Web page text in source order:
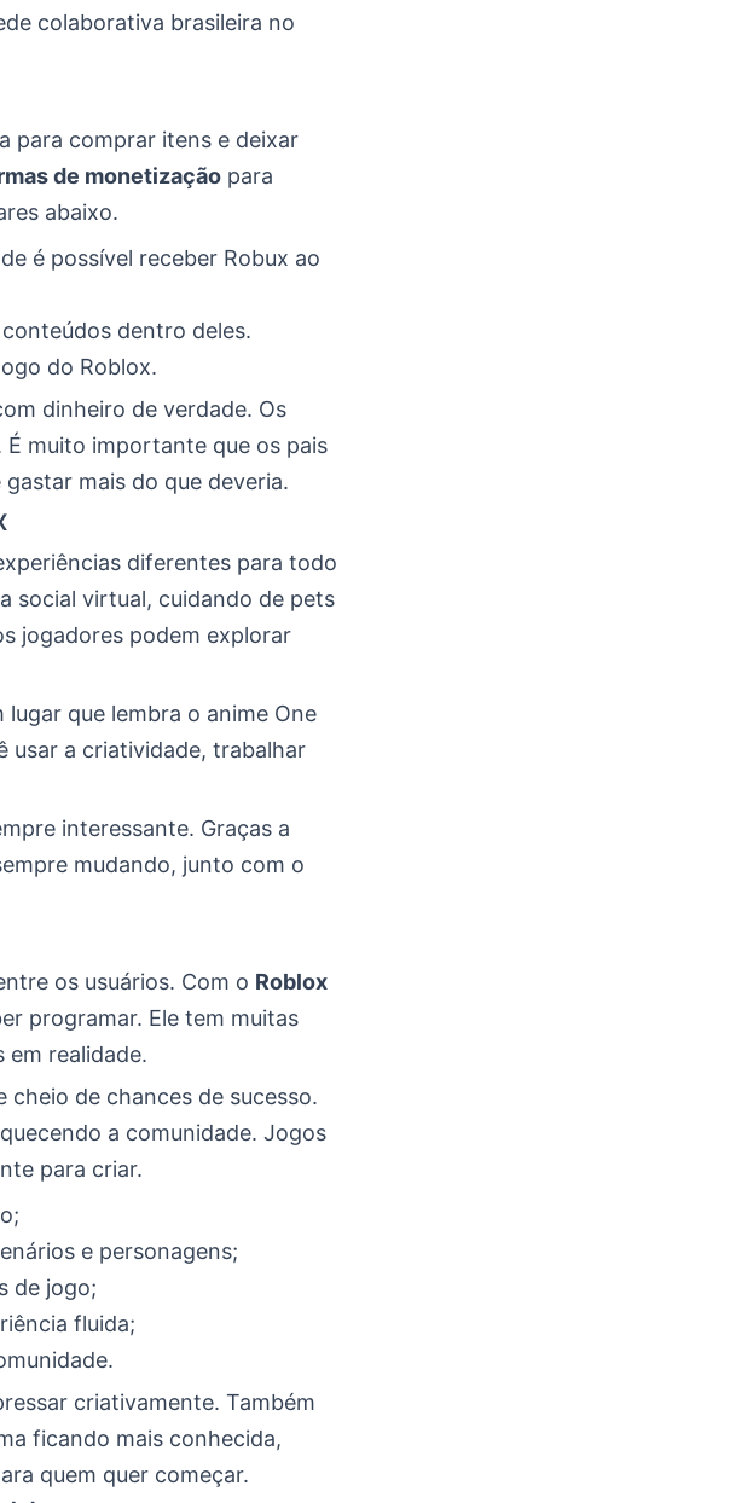
colaborativa brasileira no
para comprar itens e deixar
de monetização para
abaixo.
é possível receber Robux ao
dentro deles.
do Roblox.
dinheiro de verdade. Os
muito importante que os pais
mais do que deveria.
diferentes para todo
social virtual, cuidando de pets
jogadores podem explorar
que lembra o anime One
usar a criatividade, trabalhar
interessante. Graças a
mudando, junto com o
os usuários. Com o Roblox
programar. Ele tem muitas
em realidade.
cheio de chances de sucesso.
a comunidade. Jogos
para criar.
e personagens;
de jogo;
fluida;
criativamente. Também
ficando mais conhecida,
quem quer começar.